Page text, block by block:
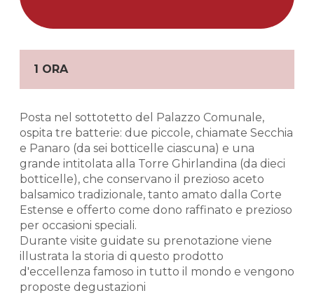
1 ORA
Posta nel sottotetto del Palazzo Comunale,
ospita tre batterie: due piccole, chiamate Secchia
e Panaro (da sei botticelle ciascuna) e una
grande intitolata alla Torre Ghirlandina (da dieci
botticelle), che conservano il prezioso aceto
balsamico tradizionale, tanto amato dalla Corte
Estense e offerto come dono raffinato e prezioso
per occasioni speciali.
Durante visite guidate su prenotazione viene
illustrata la storia di questo prodotto
d'eccellenza famoso in tutto il mondo e vengono
proposte degustazioni